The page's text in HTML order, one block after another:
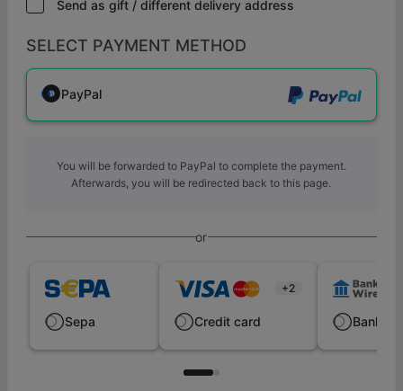
Send as gift / different delivery address
SELECT PAYMENT METHOD
PayPal
You will be forwarded to PayPal to complete the payment.
Afterwards, you will be redirected back to this page.
or
Sepa
+2
Credit card Bank